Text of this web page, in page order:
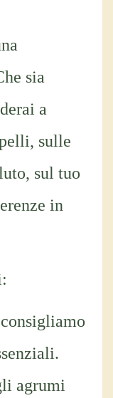
sia
a
sulle
sul tuo
in
agrumi